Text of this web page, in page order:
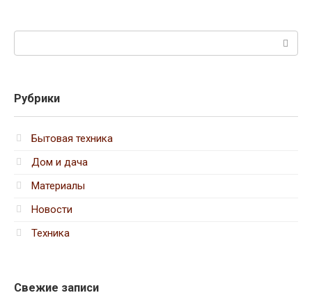
Рубрики
Бытовая техника
Дом и дача
Материалы
Новости
Техника
Свежие записи